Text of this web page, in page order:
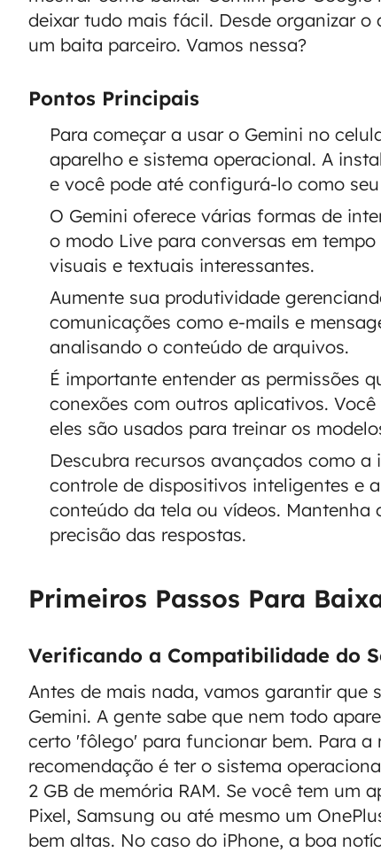
deixar tudo mais fácil. Desde organizar
um baita parceiro. Vamos nessa?
Pontos Principais
Para começar a usar o Gemini no
aparelho e sistema operacional. A
e você pode até configurá-lo como
O Gemini oferece várias formas de
o modo Live para conversas em
visuais e textuais interessantes.
Aumente sua produtividade
comunicações como e-mails e
analisando o conteúdo de arquivos.
É importante entender as permissões
conexões com outros aplicativos.
eles são usados para treinar os
Descubra recursos avançados como
controle de dispositivos inteligentes e
conteúdo da tela ou vídeos.
precisão das respostas.
Primeiros Passos Para
Verificando a Compatibilidade do
Antes de mais nada, vamos garantir que
Gemini. A gente sabe que nem todo
certo 'fôlego' para funcionar bem. Para a
recomendação é ter o sistema
2 GB de memória RAM. Se você tem um
Pixel, Samsung ou até mesmo um
bem altas. No caso do iPhone, a boa